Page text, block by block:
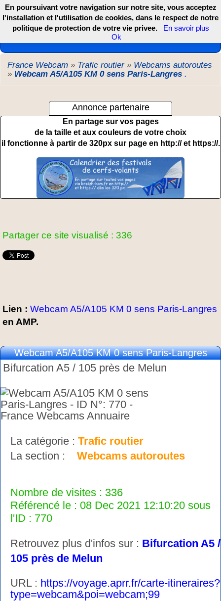
Les webcams de France, DOM TOM et COM
France Webcam » Trafic routier» Webcams autoroutes
» Webcam A5/A105 KM 0 sens Paris-Langres .
Annonce partenaire
En partage sur vos pages
de la taille et aux couleurs de votre choix
il fonctionne à partir de 320px sur page en http:// et https://.
Partager ce site visualisé : 336
Lien : Webcam A5/A105 KM 0 sens Paris-Langres
en AMP.
Webcam A5/A105 KM 0 sens Paris-Langres
Bifurcation A5 / 105 près de Melun
La catégorie : Trafic routier
La section : Webcams autoroutes
Nombre de visites : 336
Référencé le : 08 Dec 2021 12:10:20 sous
l'ID : 770
Retrouvez plus d'infos sur : Bifurcation A5 /
105 près de Melun
URL : https://voyage.aprr.fr/carte-itineraires?
type=webcam&poi=webcam;99
En poursuivant votre navigation sur notre site, vous acceptez
l'installation et l'utilisation de cookies, dans le respect de notre
politique de protection de votre vie privee.
En savoir plus
Ok